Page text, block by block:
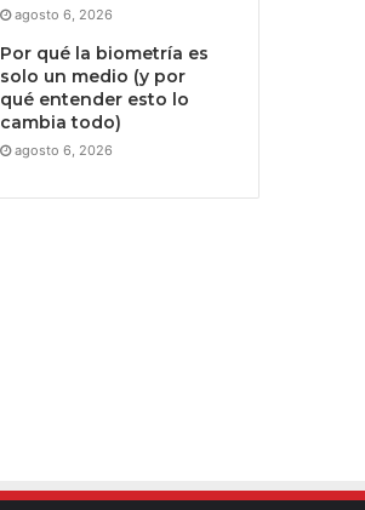
agosto 6, 2026
Por qué la biometría es
solo un medio (y por
qué entender esto lo
cambia todo)
agosto 6, 2026